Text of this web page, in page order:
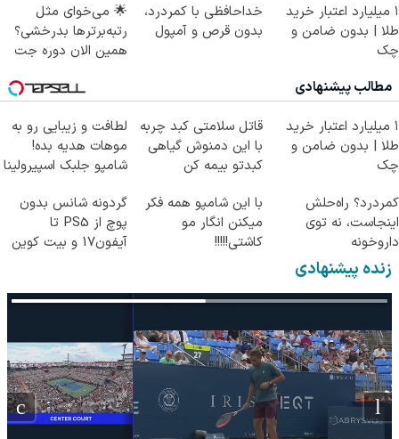
۱ میلیارد اعتبار خرید
طلا | بدون ضامن و
چک
خداحافظی با کمردرد،
بدون قرص و آمپول
🌟 می‌خوای مثل
رتبه‌برترها بدرخشی؟
همین الان دوره جت
مطالب پیشنهادی
۱ میلیارد اعتبار خرید
طلا | بدون ضامن و
چک
قاتل سلامتی کبد چربه
با این دمنوش گیاهی
کبدتو بیمه کن
لطافت و زیبایی رو به
موهات هدیه بده!
شامپو جلبک اسپیرولینا
کمردرد؟ راه‌حلش
اینجاست، نه توی
داروخونه
با این شامپو همه فکر
میکنن انگار مو
کاشتی!!!!!
گردونه شانس بدون
پوچ از PS5 تا
آیفون17 و بیت کوین
زنده پیشنهادی